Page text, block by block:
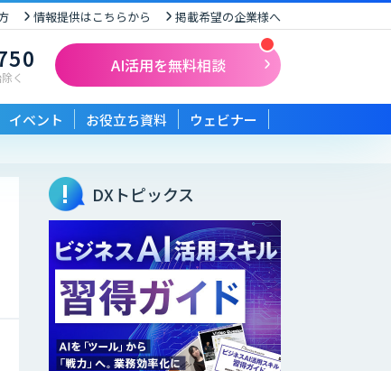
情報提供はこちらから 掲載希望の企業様へ
く
AI活用を無料相談
イベント お役立ち資料 ウェビナー
DXトピックス